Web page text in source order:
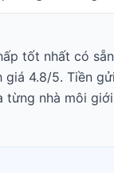
tốt nhất có
giá 4.8/5.
từng nhà môi